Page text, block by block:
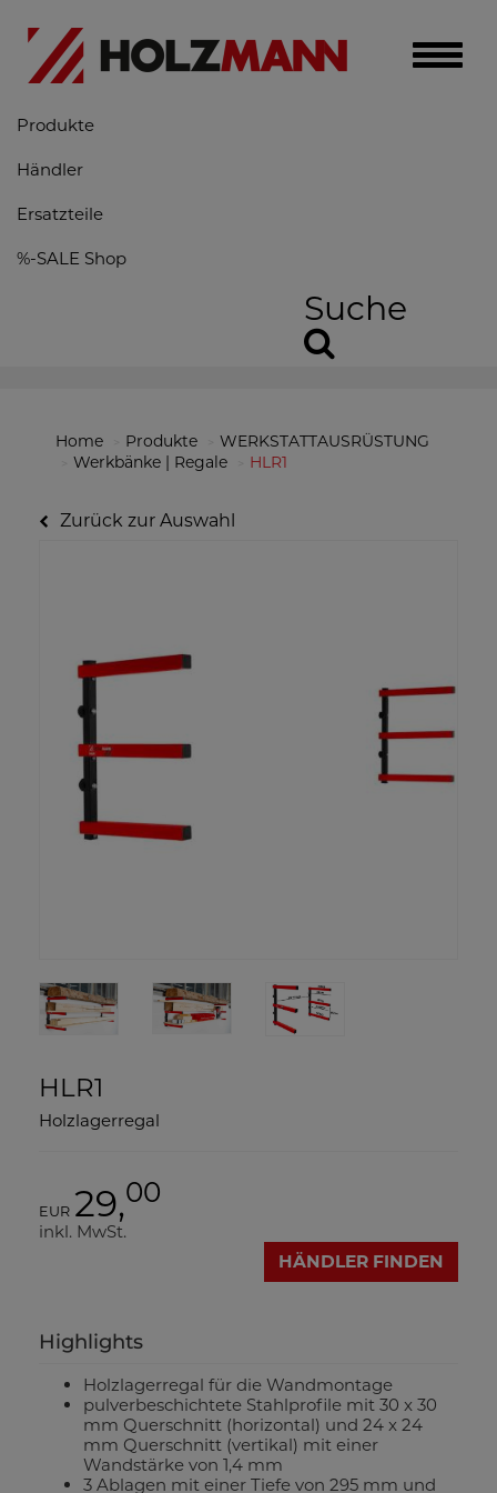
Toggle
Produkte
Händler
Ersatzteile
%-SALE Shop
Suche
Home Produkte
WERKSTATTAUSRÜSTUNG
Werkbänke | Regale
HLR1
Zurück zur Auswahl
HLR1
Holzlagerregal
EUR 29,00
inkl. MwSt.
HÄNDLER FINDEN
Highlights
Holzlagerregal für die Wandmontage
pulverbeschichtete Stahlprofile mit 30 x 30
mm Querschnitt (horizontal) und 24 x 24
mm Querschnitt (vertikal) mit einer
Wandstärke von 1,4 mm
3 Ablagen mit einer Tiefe von 295 mm und